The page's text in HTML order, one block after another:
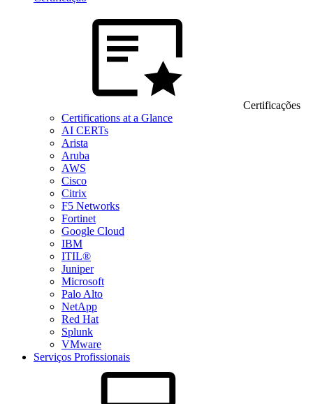
Certificações
Certifications at a Glance
AI CERTs
Arista
Aruba
AWS
Cisco
Citrix
F5 Networks
Fortinet
Google Cloud
IBM
ITIL®
Juniper
Microsoft
Palo Alto
NetApp
Red Hat
Splunk
VMware
Serviços Profissionais